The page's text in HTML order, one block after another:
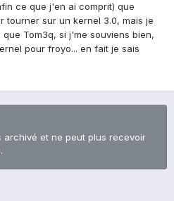
ce que j'en ai comprit) que
tourner sur un kernel 3.0, mais je
Tom3q, si j'me souviens bien,
pour froyo... en fait je sais
archivé et ne peut plus recevoir